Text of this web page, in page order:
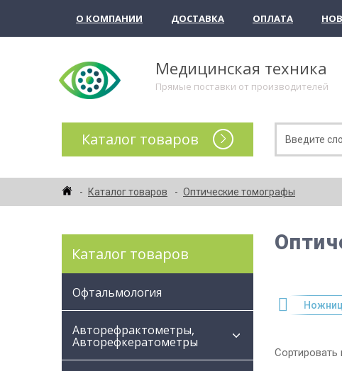
О КОМПАНИИ ДОСТАВКА ОПЛАТА
Медицинская техника
Прямые поставки от производителей
Каталог товаров
Каталог товаров Оптические томографы
Каталог товаров
Офтальмология
Авторефрактометры,
Авторефкератометры
Сортировать